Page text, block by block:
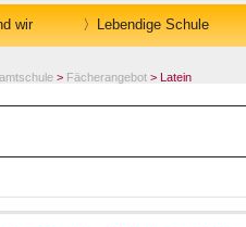
wir Lebendige Schule
> Fächerangebot > Latein